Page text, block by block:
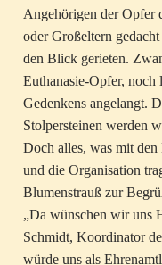
Angehörigen der Opfer
oder Großeltern
den Blick gerieten.
Euthanasie-Opfer, noch
Gedenkens angelangt.
Stolpersteinen werden
Doch alles, was mit
und die Organisation
Blumenstrauß zur
„Da wünschen wir uns
Schmidt, Koordinator
würde uns als